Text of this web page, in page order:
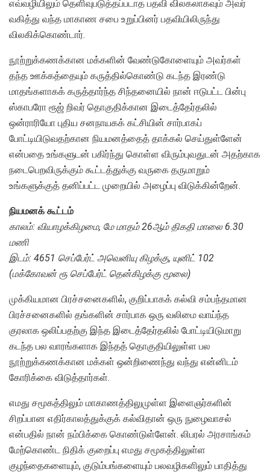
எவ்வழியிலும் தெளிவுபடுத்தப்படாத பதவி விலகலாகவும் அவர்
வகித்து வந்த மாகாண சபை உறுப்பினர் பதவியிலிருந்து
விலகிக்கொண்டார்.
நூற்றுக்கணக்கான மக்களின் வேண்டுகோளையும் அவர்கள்
தந்த ஊக்கத்தையும் கருத்தில்கொண்டு கடந்த இரண்டு
மாதங்களாகக் கருத்தார்ந்த சிந்தனையில் நான் ஈடுபட்ட பின்பு
ஸ்காபரோ ரூஜ் றிவர் தொகுதிக்கான இடைத்தேர்தலில்
ஒன்ராரியோ புதிய சனநாயகக் கட்சியின் சார்பாகப்
போட்டியிடுவதற்கான நியமனத்தைத் தாக்கல் செய்துள்ளேன்
என்பதை உங்களுடன் பகிர்ந்து கொள்ள விரும்புவதுடன் அதற்காக
நடைபெறவிருக்கும் கூட்டத்துக்கு வருகை தருமாறும்
உங்களுக்குத் தனிப்பட்ட முறையில் அழைப்பு விடுக்கின்றேன்.
நியமனக் கூட்டம்
காலம்: வியாழக்கிழமை, மே மாதம் 26ஆம் திகதி மாலை 6.30
மணி
இடம்: 4651 செப்பேர்ட் அவெனியு கிழக்கு, யுனிட் 102
(மக்கோவன் ரூ செப்பேர்ட் தென்கிழக்கு மூலை)
முக்கியமான பிரச்சனைகளில், குறிப்பாகக் கல்வி சம்பந்தமான
பிரச்சனைகளில் தங்களின் சார்பாக ஒரு வலிமை வாய்ந்த
குரலாக ஒலிப்பதற்கு இந்த இடைத்தேர்தலில் போட்டியிடுமாறு
கடந்த பல வாரங்களாக இந்தத் தொகுதியிலுள்ள பல
நூற்றுக்கணக்கான மக்கள் ஒன்றிணைந்து வந்து என்னிடம்
கோரிக்கை விடுத்தார்கள்.
எமது சமூகத்திலும் மாகாணத்திலுமுள்ள இளைஞர்களின்
சிறப்பான எதிர்காலத்துக்குக் கல்விதான் ஒரு நுழைவாசல்
என்பதில் நான் நம்பிக்கை கொண்டுள்ளேன். லிபரல் அரசாங்கம்
மேற்கொண்ட நிதிக் குறைப்பு எமது சமூகத்திலுள்ள
குழந்தைகளையும், குடும்பங்களையும் பலவழிகளிலும் பாதித்து